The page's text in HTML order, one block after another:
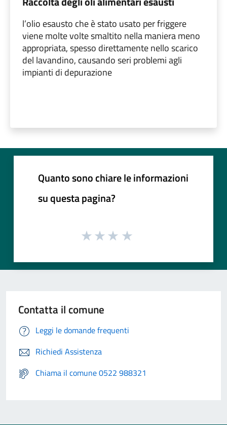
l’olio esausto che è stato usato per friggere
viene molte volte smaltito nella maniera meno
appropriata, spesso direttamente nello scarico
del lavandino, causando seri problemi agli
impianti di depurazione
Quanto sono chiare le informazioni
su questa pagina?
Contatta il comune
Leggi le domande frequenti
Richiedi Assistenza
Chiama il comune 0522 988321